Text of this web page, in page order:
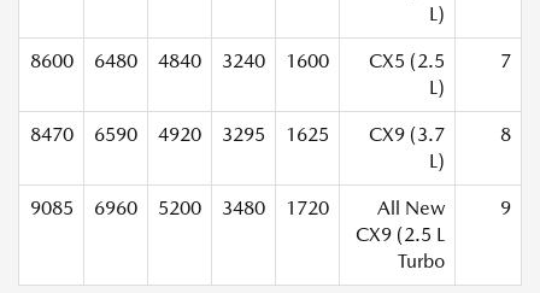
L)
7
CX5 (2.5
L)
1600
3240
4840
6480
8600
8
CX9 (3.7
L)
1625
3295
4920
6590
8470
9
All New
CX9 (2.5 L
Turbo
1720
3480
5200
6960
9085